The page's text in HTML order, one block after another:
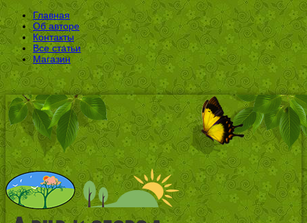
Главная
Об авторе
Контакты
Все статьи
Магазин